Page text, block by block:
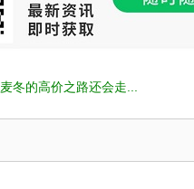
麦冬的高价之路还会走...